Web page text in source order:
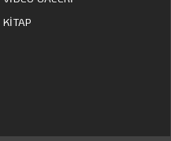
KİTAP